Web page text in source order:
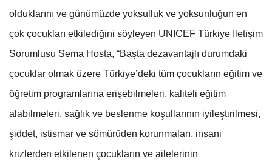
olduklarını ve günümüzde yoksulluk ve yoksunluğun en
çok çocukları etkilediğini söyleyen UNICEF Türkiye İletişim
Sorumlusu Sema Hosta, “Başta dezavantajlı durumdaki
çocuklar olmak üzere Türkiye’deki tüm çocukların eğitim ve
öğretim programlarına erişebilmeleri, kaliteli eğitim
alabilmeleri, sağlık ve beslenme koşullarının iyileştirilmesi,
şiddet, istismar ve sömürüden korunmaları, insani
krizlerden etkilenen çocukların ve ailelerinin